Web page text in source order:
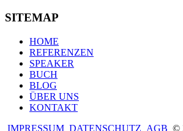
SITEMAP
HOME
REFERENZEN
SPEAKER
BUCH
BLOG
ÜBER UNS
KONTAKT
IMPRESSUM DATENSCHUTZ AGB ©